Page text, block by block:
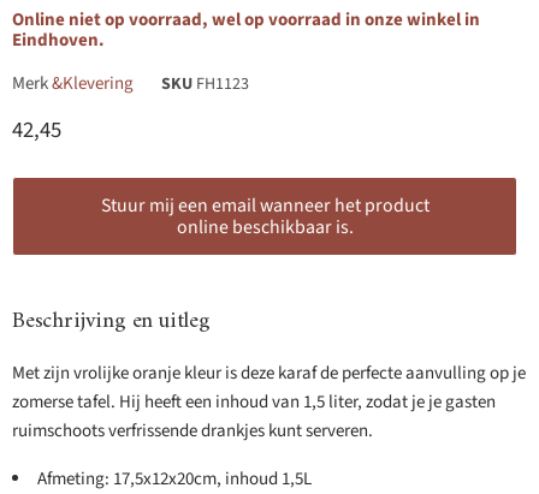
Online niet op voorraad, wel op voorraad in onze winkel in
Eindhoven.
Merk&Klevering SKU FH1123
Huidige prijs
42,45
Stuur mij een email wanneer het product
online beschikbaar is.
Beschrijving en uitleg
Met zijn vrolijke oranje kleur is deze karaf de perfecte aanvulling op je
zomerse tafel. Hij heeft een inhoud van 1,5 liter, zodat je je gasten
ruimschoots verfrissende drankjes kunt serveren.
Afmeting: 17,5x12x20cm, inhoud 1,5L